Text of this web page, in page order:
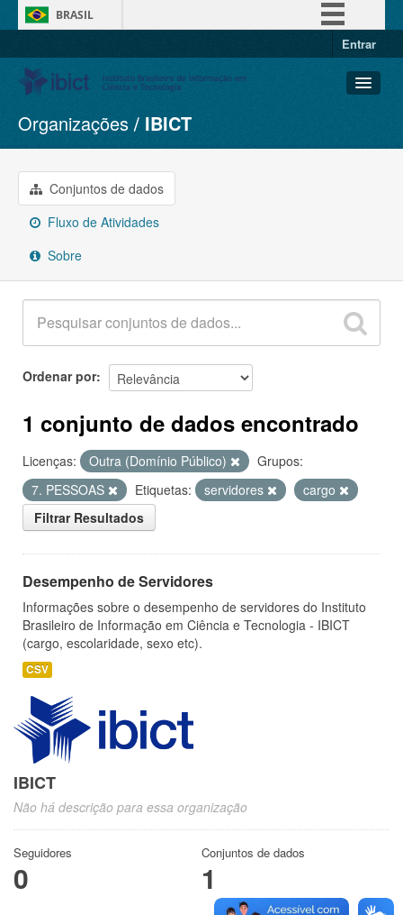
BRASIL
Entrar
Conjuntos de dados
Organizações
Grupos
Sobre
Organizações IBICT
Conjuntos de dados
Fluxo de Atividades
Sobre
Ordenar por
1 conjunto de dados encontrado
Licenças: Outra (Domínio Público)
Grupos:
7. PESSOAS
Etiquetas: servidores
cargo
Filtrar Resultados
Desempenho de Servidores
Informações sobre o desempenho de servidores do Instituto
Brasileiro de Informação em Ciência e Tecnologia - IBICT
(cargo, escolaridade, sexo etc).
CSV
IBICT
Não há descrição para essa organização
Seguidores
0
Conjuntos de dados
1